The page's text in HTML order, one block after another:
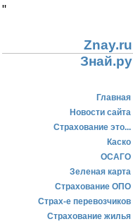
"
Znay.ru
Знай.ру
Главная
Новости сайта
Страхование это...
Каско
ОСАГО
Зеленая карта
Страхование ОПО
Страх-е перевозчиков
Страхование жилья